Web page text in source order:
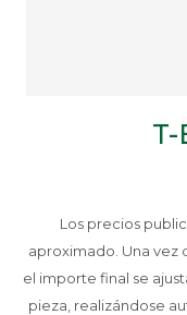
Los precios
aproximado. Una vez
el importe final se
pieza, realizándose